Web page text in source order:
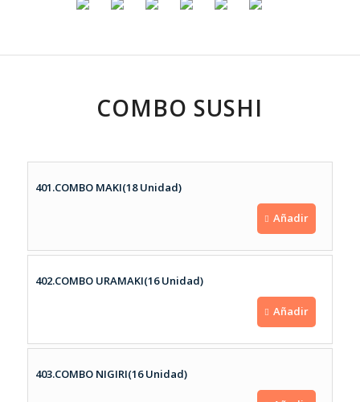
COMBO SUSHI
401.COMBO MAKI(18 Unidad)
Añadir
402.COMBO URAMAKI(16 Unidad)
Añadir
403.COMBO NIGIRI(16 Unidad)